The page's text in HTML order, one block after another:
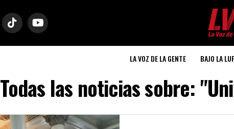
LA VOZ DE LA GENTE BAJO LA
Todas las noticias sobre: